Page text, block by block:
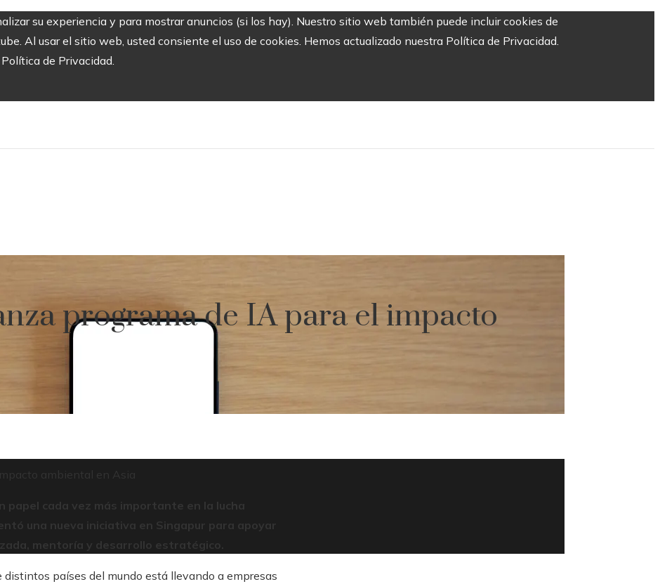
su experiencia y para mostrar anuncios (si los hay). Nuestro sitio web también puede incluir cookies de
Al usar el sitio web, usted consiente el uso de cookies. Hemos actualizado nuestra Política de Privacidad.
de Privacidad.
programa de IA para el impacto
ambiental en Asia
cada vez más importante en la lucha
una nueva iniciativa en Singapur para apoyar
mentoría y desarrollo estratégico.
países del mundo está llevando a empresas